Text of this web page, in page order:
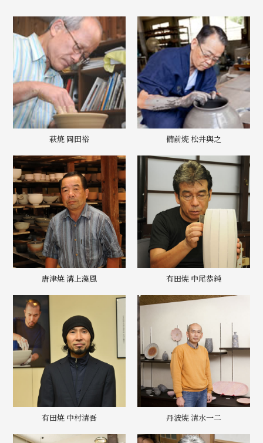
萩焼 岡田裕 備前焼 松井與之
唐津焼 溝上藻風 有田焼 中尾恭純
有田焼 中村清吾 丹波焼 清水一二